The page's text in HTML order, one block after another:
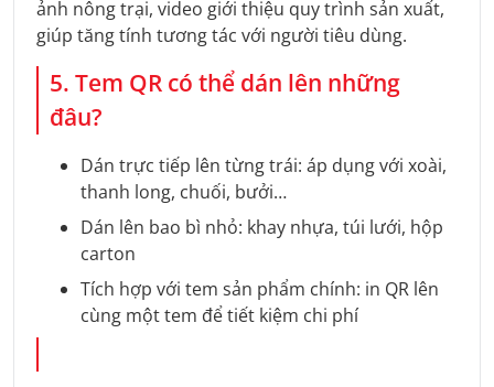
ảnh nông trại, video giới thiệu quy trình sản xuất,
giúp tăng tính tương tác với người tiêu dùng.
5. Tem QR có thể dán lên những
đâu?
Dán trực tiếp lên từng trái: áp dụng với xoài,
thanh long, chuối, bưởi…
Dán lên bao bì nhỏ: khay nhựa, túi lưới, hộp
carton
Tích hợp với tem sản phẩm chính: in QR lên
cùng một tem để tiết kiệm chi phí